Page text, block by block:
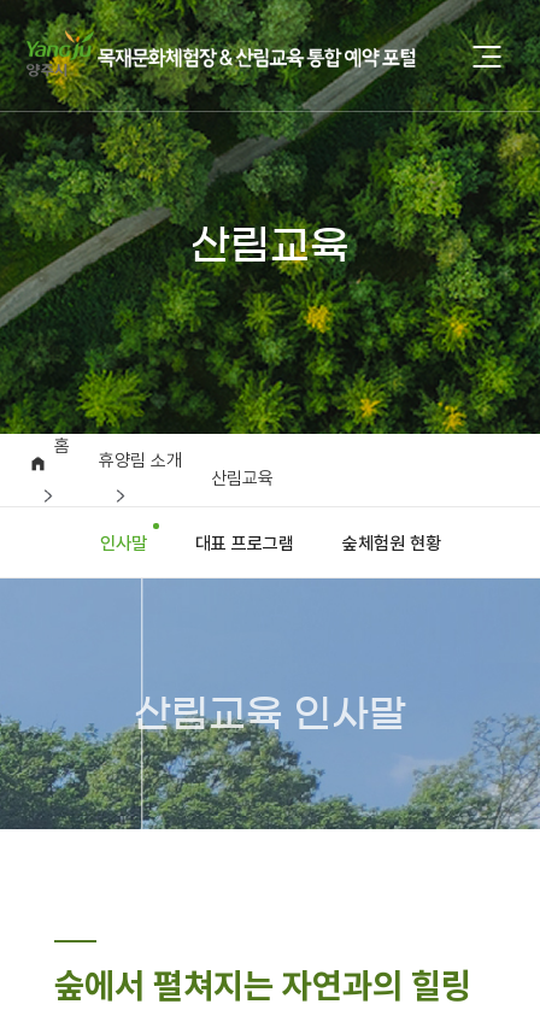
산림교육
홈
휴양림 소개
산림교육
인사말 대표 프로그램 숲체험원 현황
산림교육 인사말
숲에서 펼쳐지는 자연과의 힐링